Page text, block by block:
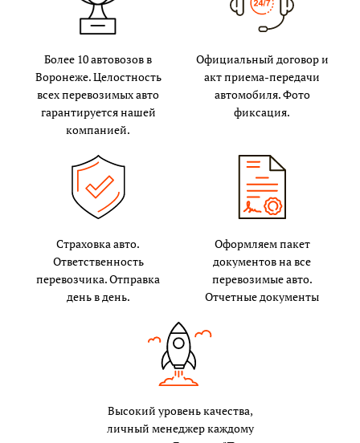
Более 10 автовозов в
Воронеже. Целостность
всех перевозимых авто
гарантируется нашей
компанией.
Официальный договор и
акт приема-передачи
автомобиля. Фото
фиксация.
Страховка авто.
Ответственность
перевозчика. Отправка
день в день.
Оформляем пакет
документов на все
перевозимые авто.
Отчетные документы
Высокий уровень качества,
личный менеджер каждому